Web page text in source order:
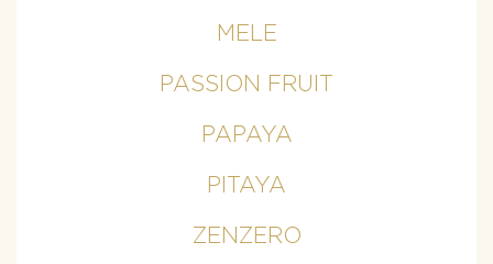
MELE
PASSION FRUIT
PAPAYA
PITAYA
ZENZERO